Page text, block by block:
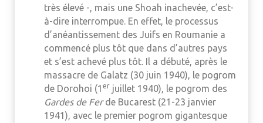
très élevé -, mais une Shoah inachevée, c’est-
à-dire interrompue. En effet, le processus
d’anéantissement des Juifs en Roumanie a
commencé plus tôt que dans d’autres pays
et s’est achevé plus tôt. Il a débuté, après le
massacre de Galatz (30 juin 1940), le pogrom
de Dorohoi (1 er juillet 1940), le pogrom des
Gardes de Ferde Bucarest (21-23 janvier
1941), avec le premier pogrom gigantesque